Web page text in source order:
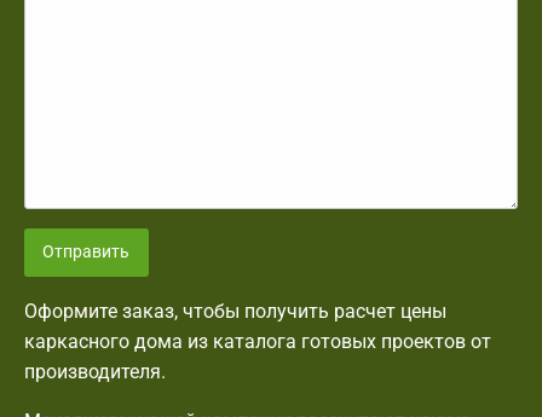
Отправить
Оформите заказ, чтобы получить расчет цены
каркасного дома из каталога готовых проектов от
производителя.